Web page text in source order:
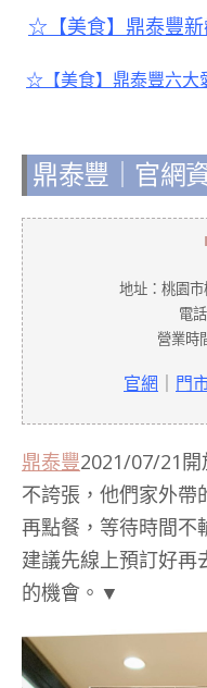
☆【美食】鼎泰豐新
☆【美食】鼎泰豐六大
鼎泰豐｜官網
地址：桃園
電
營業時
官網 ｜ 門
鼎泰豐2021/07/21開
不誇張，他們家外帶
再點餐，等待時間不
建議先線上預訂好再
的機會。▼